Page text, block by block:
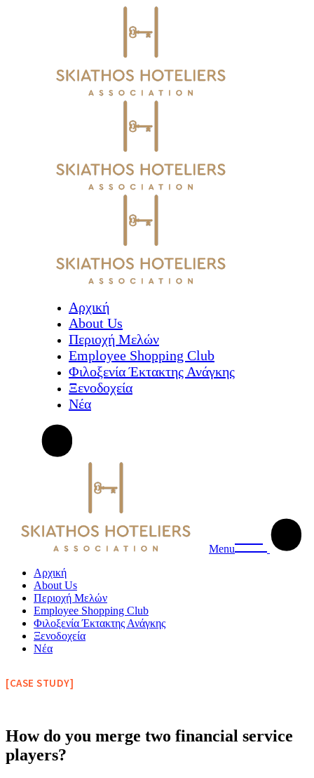
Αρχική
About Us
Περιοχή Μελών
Employee Shopping Club
Φιλοξενία Έκτακτης Ανάγκης
Ξενοδοχεία
Νέα
Menu
Αρχική
About Us
Περιοχή Μελών
Employee Shopping Club
Φιλοξενία Έκτακτης Ανάγκης
Ξενοδοχεία
Νέα
[CASE STUDY]
How do you merge two financial service
players?